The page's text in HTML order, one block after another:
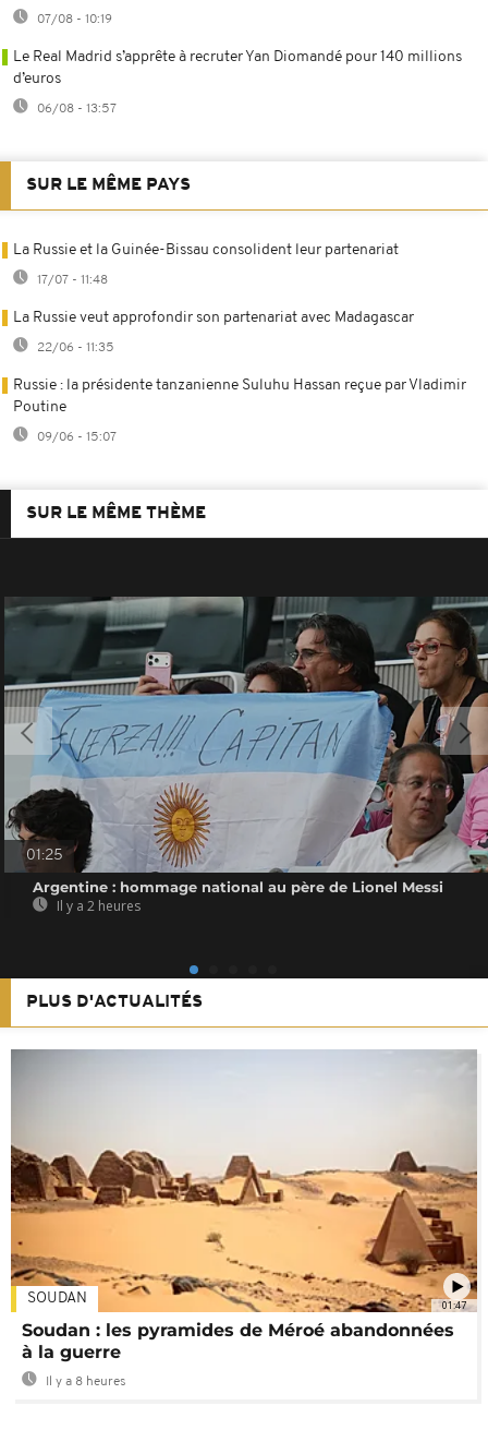
07/08 - 10:19
Le Real Madrid s’apprête à recruter Yan Diomandé pour 140 millions
d’euros
06/08 - 13:57
SUR LE MÊME PAYS
La Russie et la Guinée-Bissau consolident leur partenariat
17/07 - 11:48
La Russie veut approfondir son partenariat avec Madagascar
22/06 - 11:35
Russie : la présidente tanzanienne Suluhu Hassan reçue par Vladimir
Poutine
09/06 - 15:07
SUR LE MÊME THÈME
01:25
Argentine : hommage national au père de Lionel Messi
Il y a 2 heures
PLUS D'ACTUALITÉS
01:47
SOUDAN
Soudan : les pyramides de Méroé abandonnées
à la guerre
Il y a 8 heures